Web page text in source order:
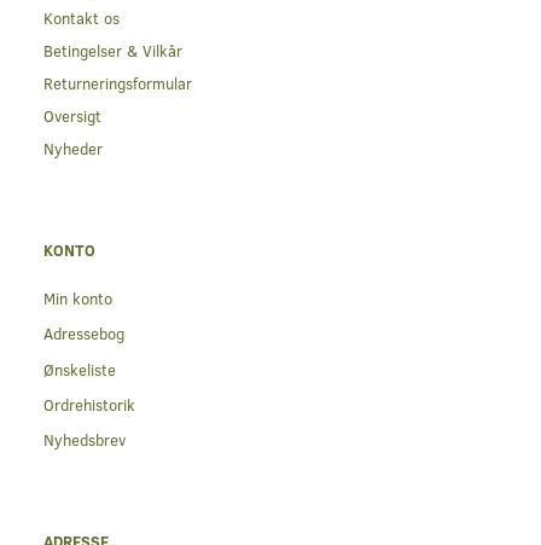
Kontakt os
Betingelser & Vilkår
Returneringsformular
Oversigt
Nyheder
KONTO
Min konto
Adressebog
Ønskeliste
Ordrehistorik
Nyhedsbrev